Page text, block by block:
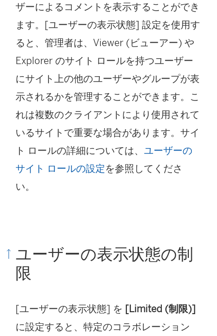
ザーによるコメントを表示することができ
ます。[ユーザーの表示状態] 設定を使用す
ると、管理者は、Viewer (ビューアー) や
Explorer のサイト ロールを持つユーザー
にサイト上の他のユーザーやグループが表
示されるかを管理することができます。こ
れは複数のクライアントにより使用されて
いるサイトで重要な場合があります。サイ
ト ロールの詳細については、 ユーザーの
サイト ロールの設定を参照してくださ
い。
ユーザーの表示状態の制
限
[ユーザーの表示状態] を [Limited (制限)]
に設定すると、特定のコラボレーション